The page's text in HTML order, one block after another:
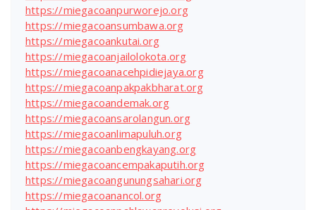
https://miegacoanpurworejo.org
https://miegacoansumbawa.org
https://miegacoankutai.org
https://miegacoanjailolokota.org
https://miegacoanacehpidiejaya.org
https://miegacoanpakpakbharat.org
https://miegacoandemak.org
https://miegacoansarolangun.org
https://miegacoanlimapuluh.org
https://miegacoanbengkayang.org
https://miegacoancempakaputih.org
https://miegacoangunungsahari.org
https://miegacoanancol.org